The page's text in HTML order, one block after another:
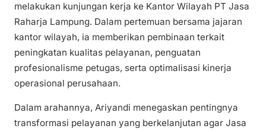
melakukan kunjungan kerja ke Kantor Wilayah PT Jasa
Raharja Lampung. Dalam pertemuan bersama jajaran
kantor wilayah, ia memberikan pembinaan terkait
peningkatan kualitas pelayanan, penguatan
profesionalisme petugas, serta optimalisasi kinerja
operasional perusahaan.
Dalam arahannya, Ariyandi menegaskan pentingnya
transformasi pelayanan yang berkelanjutan agar Jasa